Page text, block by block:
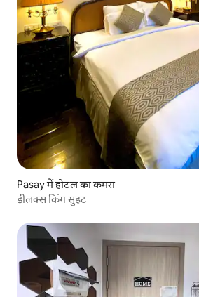
Pasay में होटल का कमरा
डीलक्स किंग सुइट